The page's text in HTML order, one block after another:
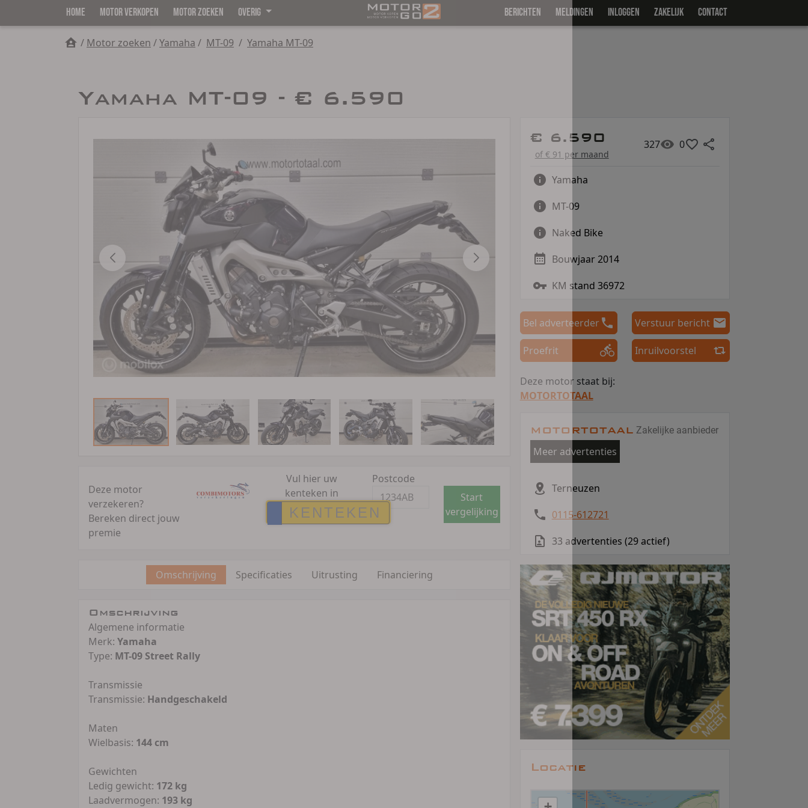
HOME MOTOR VERKOPEN MOTOR ZOEKEN OVERIG BERICHTEN MELDINGEN INLOGGEN ZAKELIJK CONTACT
/ Motor zoeken /Yamaha / MT-09 / Yamaha MT-09
Yamaha MT-09 - € 6.590
Deze motor
verzekeren?
Bereken direct jouw
premie
Vul hier uw
kenteken in
Postcode
Start
vergelijking
Omschrijving Specificaties Uitrusting Financiering
Omschrijving
Algemene informatie
Merk: Yamaha
Type: MT-09 Street Rally
Transmissie
Transmissie: Handgeschakeld
Maten
Wielbasis: 144 cm
Gewichten
Ledig gewicht: 172 kg
Laadvermogen: 193 kg
€ 6.590
of € 91 per maand
327 0
Yamaha
MT-09
Naked Bike
Bouwjaar 2014
KM stand 36972
Bel adverteerder Verstuur bericht
Proefrit Inruilvoorstel
Deze motor staat bij:
MOTORTOTAAL
MOTORTOTAAL Zakelijke aanbieder
Meer advertenties
Terneuzen
0115-612721
33 advertenties (29 actief)
Locatie